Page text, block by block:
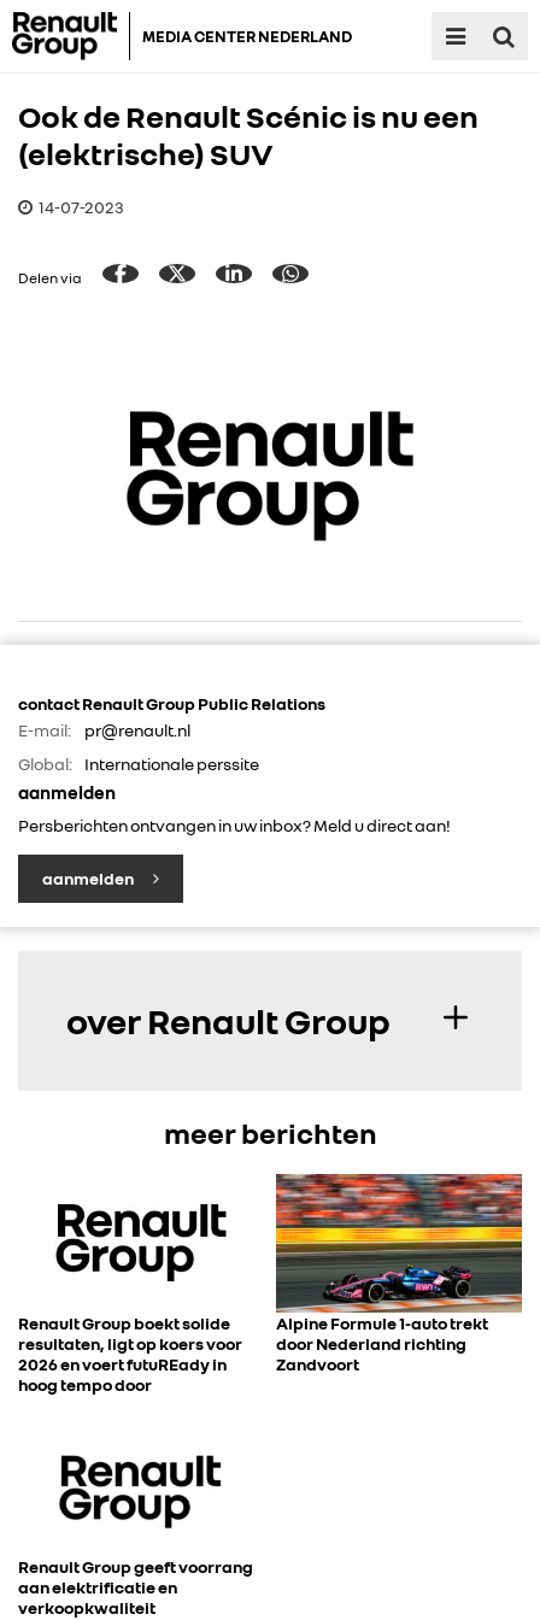
MEDIA CENTER NEDERLAND
RENAULT GROUP
DACIA
CONTACT
Ook de Renault Scénic is nu een
(elektrische) SUV
14-07-2023
Delen via
contact Renault Group Public Relations
E-mail:
pr@renault.nl
Global:
Internationale perssite
aanmelden
Persberichten ontvangen in uw inbox? Meld u direct aan!
aanmelden
over Renault Group
meer berichten
Renault Group boekt solide
resultaten, ligt op koers voor
2026 en voert futuREady in
hoog tempo door
Alpine Formule 1-auto trekt
door Nederland richting
Zandvoort
Renault Group geeft voorrang
aan elektrificatie en
verkoopkwaliteit